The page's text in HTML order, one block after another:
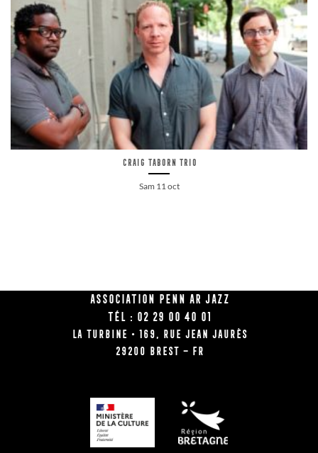
Craig Taborn Trio
Sam 11 oct
Association Penn Ar Jazz
Tél : 02 29 00 40 01
La Turbine • 169, rue Jean Jaurès
29200 BREST – FR